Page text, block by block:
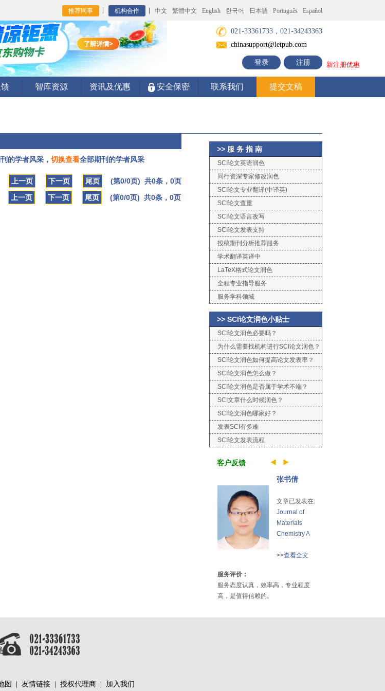
推荐同事 机构合作 中文 繁體中文 English 한국어 日本語 Português Español
021-33361733，021-34243363
chinasupport@letpub.com
登录 注册 新注册优惠
智库资源 资讯及优惠 安全保密 联系我们 提交文稿
的学者风采， 切换查看全部期刊的学者风采
上一页 下一页 尾页
(第0/0页) 共0条，0页
上一页 下一页 尾页 (第0/0页) 共0条，0页
>> 服 务 指 南
SCI论文英语润色
同行资深专家修改润色
SCI论文专业翻译(中译英)
SCI论文查重
SCI论文语言改写
SCI论文发表支持
投稿期刊分析推荐服务
学术翻译英译中
LaTeX格式论文润色
全程专业指导服务
服务学科领域
>> SCI论文润色小贴士
SCI论文润色必要吗？
为什么需要找机构进行SCI论文润色？
SCI论文润色如何提高论文发表率？
SCI论文润色怎么做？
SCI论文润色是否属于学术不端？
SCI文章什么时候润色？
SCI论文润色哪家好？
发表SCI有多难
SCI论文发表流程
客户反馈
张书倩
文章已发表在:
Journal of
Materials
Chemistry A
>>查看全文
服务评价：
服务态度认真，效率高，专业程度
高，是值得信赖的。
图 友情链接 授权代理商 加入我们